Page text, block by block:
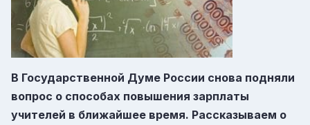
В Государственной Думе России снова подняли
вопрос о способах повышения зарплаты
учителей в ближайшее время. Рассказываем о